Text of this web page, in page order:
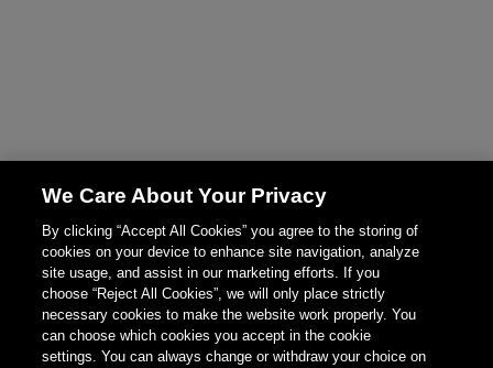
We Care About Your Privacy
By clicking “Accept All Cookies” you agree to the storing of
cookies on your device to enhance site navigation, analyze
site usage, and assist in our marketing efforts. If you
choose “Reject All Cookies”, we will only place strictly
necessary cookies to make the website work properly. You
can choose which cookies you accept in the cookie
settings. You can always change or withdraw your choice on